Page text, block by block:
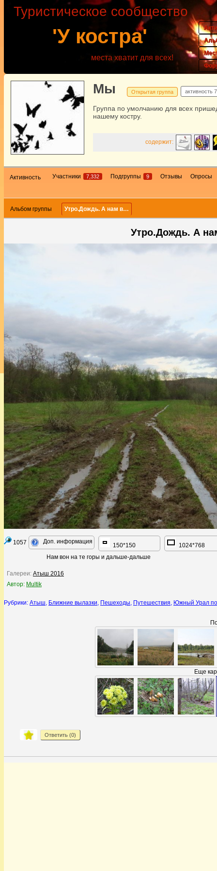
'У костра'
Туристическое сообщество
места хватит для всех!
Мы Открытая группа активность
Группа по умолчанию для всех
нашему костру.
содержит:
Активность Участники 7,332 Подгруппы 9 Отзывы Опросы
Альбом группы Утро.Дождь. А нам в…
Утро.Дождь. А
1057 Доп. информация
150*150
1024*768
Нам вон на те горы и дальше-дальше
Галереи: Атыш 2016
Автор: Multik
Рубрики: Атыш, Ближние вылазки, Пешеходы, Путешествия, Южный Урал
Еще
Ответить (0)